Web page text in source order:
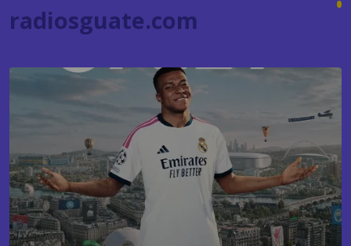
GAMING